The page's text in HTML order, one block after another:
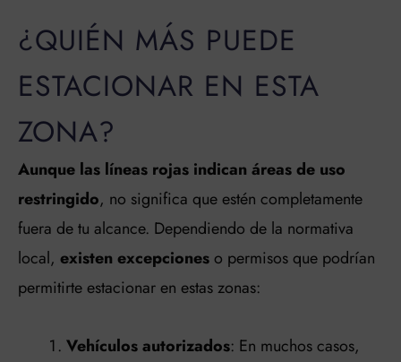
¿QUIÉN MÁS PUEDE
ESTACIONAR EN ESTA
ZONA?
Aunque las líneas rojas indican áreas de uso
restringido, no significa que estén completamente
fuera de tu alcance. Dependiendo de la normativa
local, existen excepcioneso permisos que podrían
permitirte estacionar en estas zonas:
Vehículos autorizados: En muchos casos,